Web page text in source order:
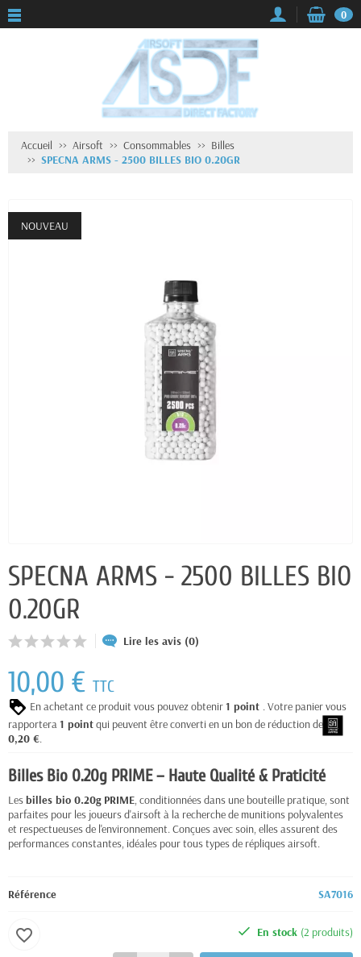
0
Accueil Airsoft Consommables
Billes
SPECNA ARMS - 2500 BILLES BIO 0.20GR
NOUVEAU
SPECNA ARMS - 2500 BILLES BIO
0.20GR
Lire les avis (0)
10,00 € TTC
En achetant ce produit vous pouvez obtenir1 point . Votre panier vous
rapportera1 pointqui peuvent être converti en un bon de réduction de
0,20 €.
Billes Bio 0.20g PRIME – Haute Qualité & Praticité
Lesbilles bio 0.20g PRIME, conditionnées dans une bouteille pratique, sont
parfaites pour les joueurs d'airsoft à la recherche de munitions polyvalentes
et respectueuses de l'environnement. Conçues avec soin, elles assurent des
performances constantes, idéales pour tous types de répliques airsoft.
Référence SA7016
En stock (2 produits)
favorite_border